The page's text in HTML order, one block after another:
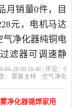
月销量0件，目
元，电机马达
气净化器纯铜电
滤器可调速静
年洁优科技
空气净化器，
28 08:16:46 | 评论： 0
： 家装主材
空气净化
净化器锡焊家用